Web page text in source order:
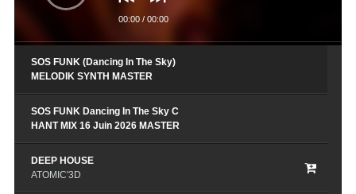
00:00/ 00:00
SOS FUNK (Dancing In The Sky)
MELODIK SYNTH MASTER
SOS FUNK Dancing In The Sky C
HANT MIX 16 Juin 2026 MASTER
DEEP HOUSE
ATOMIC'3D